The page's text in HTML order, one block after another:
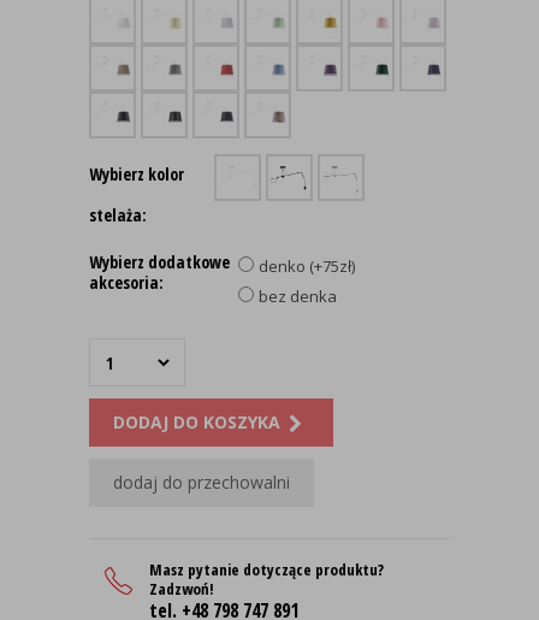
Wybierz kolor
stelaża:
Wybierz dodatkowe
akcesoria:
denko (+75zł)
bez denka
DODAJ DO KOSZYKA
dodaj do przechowalni
Masz pytanie dotyczące produktu?
Zadzwoń!
tel. +48 798 747 891